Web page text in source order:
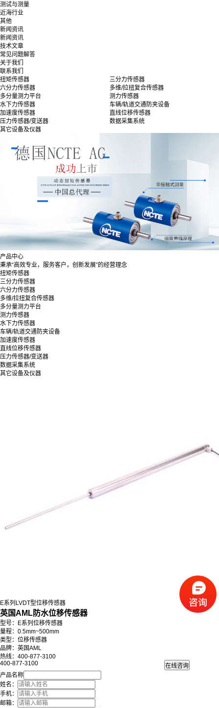
测试与测量
近海行业
其他
新闻资讯
新闻资讯
技术文章
常见问题解答
关于我们
联系我们
扭矩传感器
三分力传感器
六分力传感器
多维/拉扭复合传感器
多分量测力平台
测力传感器
水下力传感器
车辆/轨道交通防夹设备
加速度传感器
直线位移传感器
压力传感器/变送器
数据采集系统
其它设备及仪器
产品中心
秉承“高效专业，服务客户，创新发展”的经营理念
扭矩传感器
三分力传感器
六分力传感器
多维/拉扭复合传感器
多分量测力平台
测力传感器
水下力传感器
车辆/轨道交通防夹设备
加速度传感器
直线位移传感器
压力传感器/变送器
数据采集系统
其它设备及仪器
E系列LVDT型位移传感器
英国AML防水位移传感器
型号：E系列位移传感器
量程：0.5mm~500mm
类型：位移传感器
品牌：英国AML
热线：400-877-3100
400-877-3100
产品名称
姓名：
手机：
邮箱：